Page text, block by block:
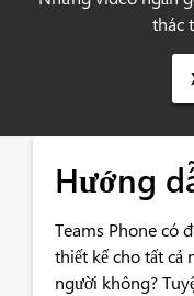
thác
Hướng
Teams Phone có
thiết kế cho tất cả
người không?